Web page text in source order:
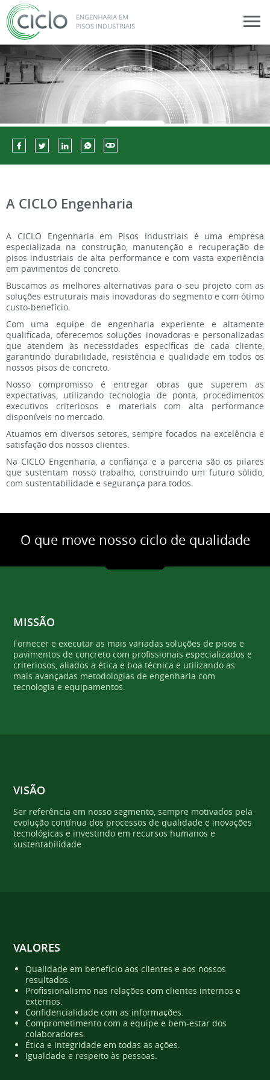
A CICLO Engenharia
A CICLO Engenharia em Pisos Industriais é uma empresa
especializada na construção, manutenção e recuperação de
pisos industriais de alta performance e com vasta experiência
em pavimentos de concreto.
Buscamos as melhores alternativas para o seu projeto com as
soluções estruturais mais inovadoras do segmento e com ótimo
custo-benefício.
Com uma equipe de engenharia experiente e altamente
qualificada, oferecemos soluções inovadoras e personalizadas
que atendem às necessidades específicas de cada cliente,
garantindo durabilidade, resistência e qualidade em todos os
nossos pisos de concreto.
Nosso compromisso é entregar obras que superem as
expectativas, utilizando tecnologia de ponta, procedimentos
executivos criteriosos e materiais com alta performance
disponíveis no mercado.
Atuamos em diversos setores, sempre focados na excelência e
satisfação dos nossos clientes.
Na CICLO Engenharia, a confiança e a parceria são os pilares
que sustentam nosso trabalho, construindo um futuro sólido,
com sustentabilidade e segurança para todos.
O que move nosso ciclo de qualidade
MISSÃO
Fornecer e executar as mais variadas soluções de pisos e
pavimentos de concreto com profissionais especializados e
criteriosos, aliados a ética e boa técnica e utilizando as
mais avançadas metodologias de engenharia com
tecnologia e equipamentos.
VISÃO
Ser referência em nosso segmento, sempre motivados pela
evolução contínua dos processos de qualidade e inovações
tecnológicas e investindo em recursos humanos e
sustentabilidade.
VALORES
Qualidade em benefício aos clientes e aos nossos
resultados.
Profissionalismo nas relações com clientes internos e
externos.
Confidencialidade com as informações.
Comprometimento com a equipe e bem-estar dos
colaboradores.
Ética e integridade em todas as ações.
Igualdade e respeito às pessoas.